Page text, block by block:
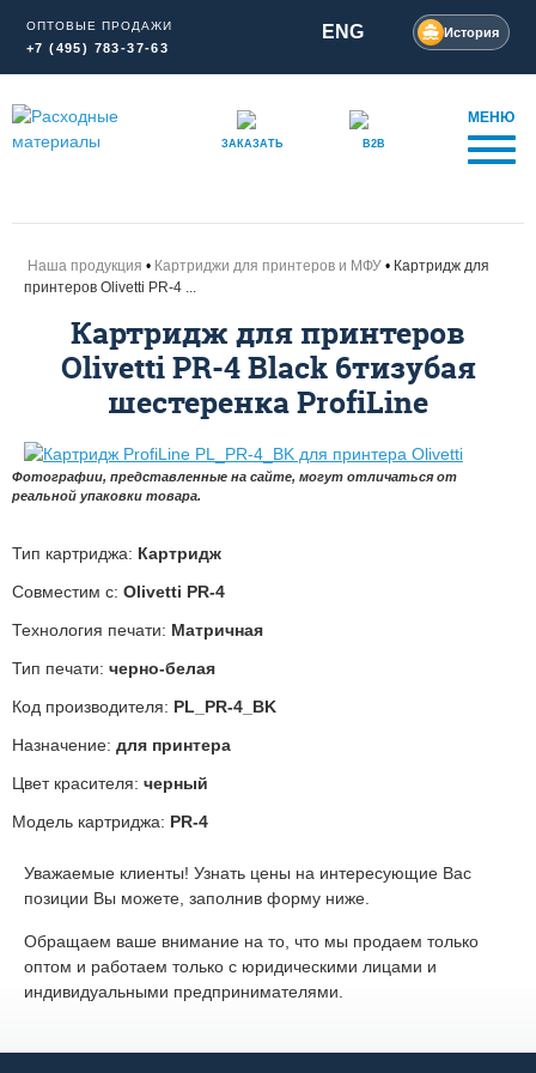
ОПТОВЫЕ ПРОДАЖИ
+7 (495) 783-37-63
ENG История
ЗАКАЗАТЬ B2B
МЕНЮ
Наша продукция Картриджи для принтеров и МФУ
Картридж для
принтеров Olivetti PR-4 ...
Картридж для принтеров
Olivetti PR-4 Black 6тизубая
шестеренка ProfiLine
Фотографии, представленные на сайте, могут отличаться от
реальной упаковки товара.
Тип картриджа: Картридж
Совместим с: Olivetti PR-4
Технология печати: Матричная
Тип печати: черно-белая
Код производителя: PL_PR-4_BK
Назначение: для принтера
Цвет красителя: черный
Модель картриджа: PR-4
Уважаемые клиенты! Узнать цены на интересующие Вас
позиции Вы можете, заполнив форму ниже.
Обращаем ваше внимание на то, что мы продаем только
оптом и работаем только с юридическими лицами и
индивидуальными предпринимателями.